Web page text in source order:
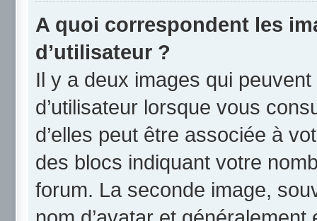
A quoi correspondent les
d’utilisateur ?
Il y a deux images qui
d’utilisateur lorsque vous
d’elles peut être associée à
des blocs indiquant votre
forum. La seconde image,